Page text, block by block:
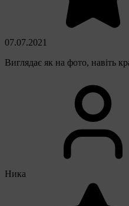
07.07.2021
Виглядає як на фото, навіть
Ника